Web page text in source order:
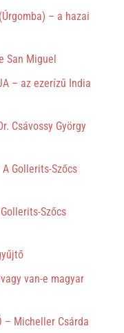
– a hazai
San Miguel
– az ezerízű India
Csávossy György
A Gollerits-Szőcs
Szőcs
van-e magyar
– Micheller Csárda